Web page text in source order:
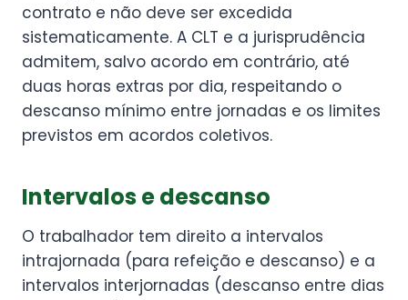
contrato e não deve ser excedida
sistematicamente. A CLT e a jurisprudência
admitem, salvo acordo em contrário, até
duas horas extras por dia, respeitando o
descanso mínimo entre jornadas e os limites
previstos em acordos coletivos.
Intervalos e descanso
O trabalhador tem direito a intervalos
intrajornada (para refeição e descanso) e a
intervalos interjornadas (descanso entre dias